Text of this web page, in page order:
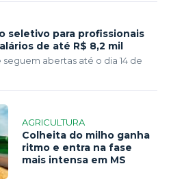
seletivo para profissionais
de até R$ 8,2 mil
seguem abertas até o dia 14 de
AGRICULTURA
Colheita do milho ganha
ritmo e entra na fase
mais intensa em MS